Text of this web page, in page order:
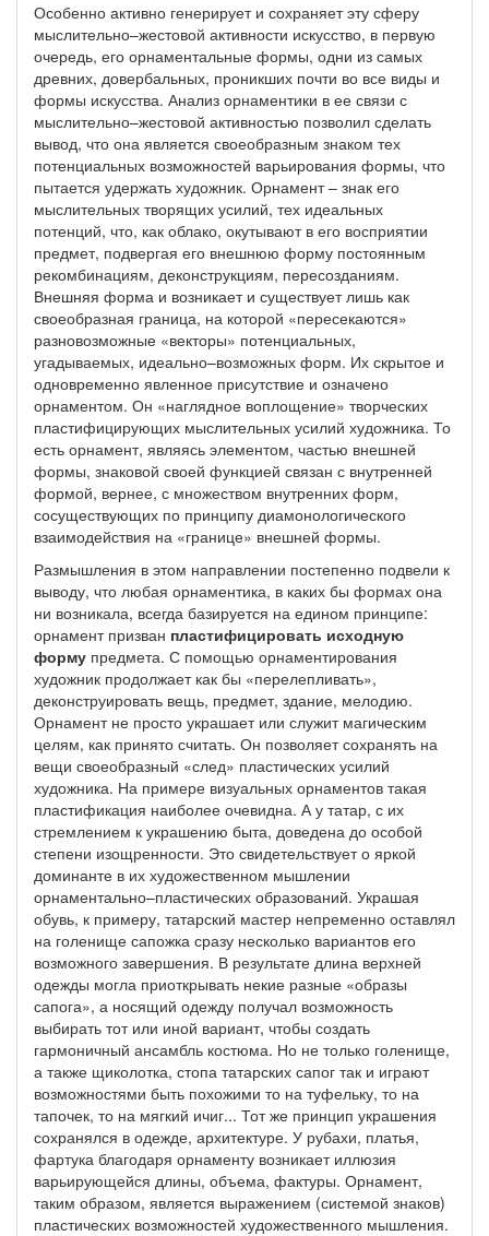
Особенно активно генерирует и сохраняет эту сферу
мыслительно–жестовой активности искусство, в первую
очередь, его орнаментальные формы, одни из самых
древних, довербальных, проникших почти во все виды и
формы искусства. Анализ орнаментики в ее связи с
мыслительно–жестовой активностью позволил сделать
вывод, что она является своеобразным знаком тех
потенциальных возможностей варьирования формы, что
пытается удержать художник. Орнамент – знак его
мыслительных творящих усилий, тех идеальных
потенций, что, как облако, окутывают в его восприятии
предмет, подвергая его внешнюю форму постоянным
рекомбинациям, деконструкциям, пересозданиям.
Внешняя форма и возникает и существует лишь как
своеобразная граница, на которой «пересекаются»
разновозможные «векторы» потенциальных,
угадываемых, идеально–возможных форм. Их скрытое и
одновременно явленное присутствие и означено
орнаментом. Он «наглядное воплощение» творческих
пластифицирующих мыслительных усилий художника. То
есть орнамент, являясь элементом, частью внешней
формы, знаковой своей функцией связан с внутренней
формой, вернее, с множеством внутренних форм,
сосуществующих по принципу диамонологического
взаимодействия на «границе» внешней формы.
Размышления в этом направлении постепенно подвели к
выводу, что любая орнаментика, в каких бы формах она
ни возникала, всегда базируется на едином принципе:
орнамент призван пластифицировать исходную
форму предмета. С помощью орнаментирования
художник продолжает как бы «перелепливать»,
деконструировать вещь, предмет, здание, мелодию.
Орнамент не просто украшает или служит магическим
целям, как принято считать. Он позволяет сохранять на
вещи своеобразный «след» пластических усилий
художника. На примере визуальных орнаментов такая
пластификация наиболее очевидна. А у татар, с их
стремлением к украшению быта, доведена до особой
степени изощренности. Это свидетельствует о яркой
доминанте в их художественном мышлении
орнаментально–пластических образований. Украшая
обувь, к примеру, татарский мастер непременно оставлял
на голенище сапожка сразу несколько вариантов его
возможного завершения. В результате длина верхней
одежды могла приоткрывать некие разные «образы
сапога», а носящий одежду получал возможность
выбирать тот или иной вариант, чтобы создать
гармоничный ансамбль костюма. Но не только голенище,
а также щиколотка, стопа татарских сапог так и играют
возможностями быть похожими то на туфельку, то на
тапочек, то на мягкий ичиг... Тот же принцип украшения
сохранялся в одежде, архитектуре. У рубахи, платья,
фартука благодаря орнаменту возникает иллюзия
варьирующейся длины, объема, фактуры. Орнамент,
таким образом, является выражением (системой знаков)
пластических возможностей художественного мышления.